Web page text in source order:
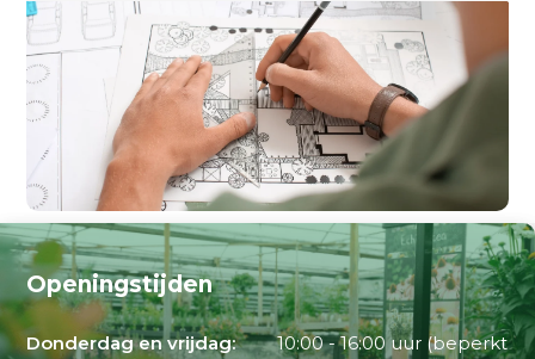
Openingstijden
Donderdag en vrijdag:
10:00 - 16:00 uur (beperkt